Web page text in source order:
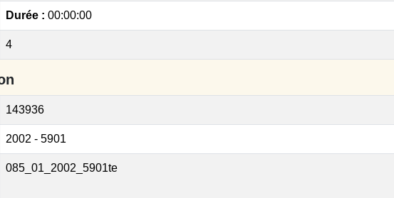
Durée : 00:00:00
4
143936
2002 - 5901
085_01_2002_5901te